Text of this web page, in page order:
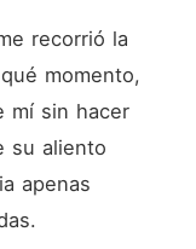
recorrió la
momento,
mí sin hacer
su aliento
apenas